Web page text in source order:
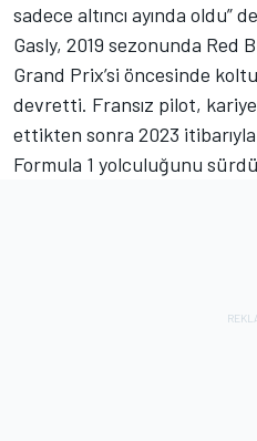
sadece altıncı ayında oldu”
Gasly, 2019 sezonunda Red
Grand Prix’si öncesinde
devretti. Fransız pilot,
ettikten sonra 2023
Formula 1 yolculuğunu